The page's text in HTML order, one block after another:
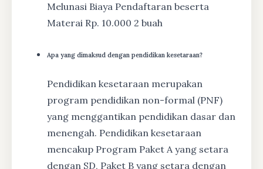
Melunasi Biaya Pendaftaran beserta
Materai Rp. 10.000 2 buah
Apa yang dimaksud dengan pendidikan kesetaraan?
Pendidikan kesetaraan merupakan
program pendidikan non-formal (PNF)
yang menggantikan pendidikan dasar dan
menengah. Pendidikan kesetaraan
mencakup Program Paket A yang setara
dengan SD, Paket B yang setara dengan